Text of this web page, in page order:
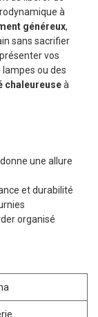
à
généreux,
sans sacrifier
vos
ou des
chaleureuseà
une allure
et durabilité
organisé